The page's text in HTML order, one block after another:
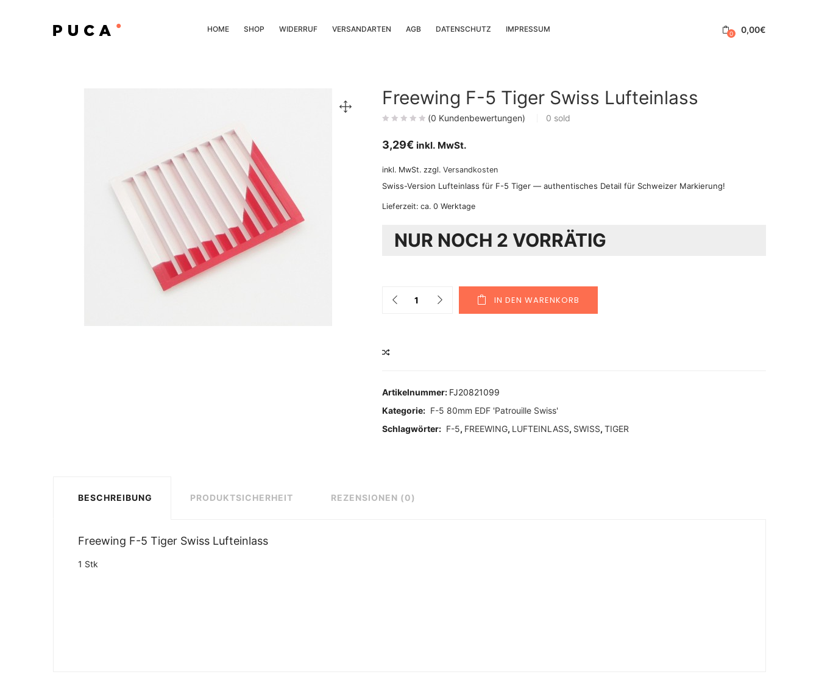
HOME SHOP WIDERRUF VERSANDARTEN AGB DATENSCHUTZ IMPRESSUM 0 0,00€
Freewing F-5 Tiger Swiss Lufteinlass
(0 Kundenbewertungen) 0 sold
3,29€ inkl. MwSt.
inkl. MwSt. zzgl. Versandkosten
Swiss-Version Lufteinlass für F-5 Tiger — authentisches Detail für Schweizer Markierung!
Lieferzeit: ca. 0 Werktage
NUR NOCH 2 VORRÄTIG
Quantity
IN DEN WARENKORB
Artikelnummer: FJ20821099
Kategorie: F-5 80mm EDF 'Patrouille Swiss'
Schlagwörter: F-5, FREEWING, LUFTEINLASS, SWISS, TIGER
BESCHREIBUNG PRODUKTSICHERHEIT REZENSIONEN (0)
Freewing F-5 Tiger Swiss Lufteinlass
1 Stk